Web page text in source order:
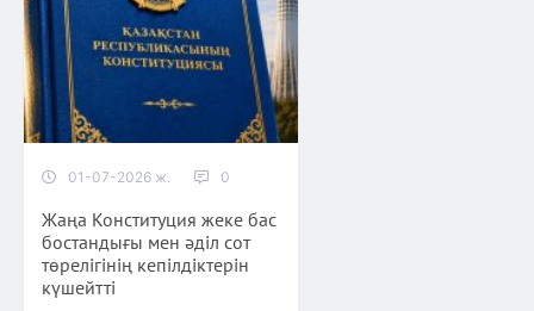
01-07-2026 ж. 0
Жаңа Конституция жеке бас
бостандығы мен әділ сот
төрелігінің кепілдіктерін
күшейтті